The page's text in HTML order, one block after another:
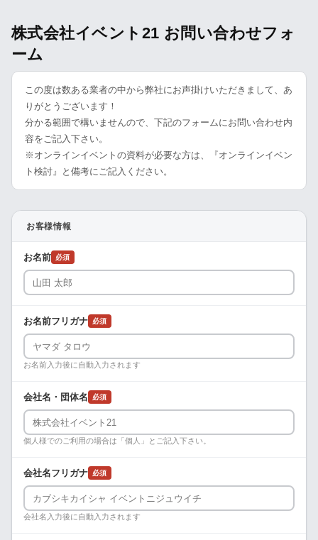
株式会社イベント21 お問い合わせフォ
ーム
この度は数ある業者の中から弊社にお声掛けいただきまして、あ
りがとうございます！
分かる範囲で構いませんので、下記のフォームにお問い合わせ内
容をご記入下さい。
※オンラインイベントの資料が必要な方は、『オンラインイベン
ト検討』と備考にご記入ください。
お客様情報
お名前 必須
お名前フリガナ 必須
お名前入力後に自動入力されます
会社名・団体名 必須
個人様でのご利用の場合は「個人」とご記入下さい。
会社名フリガナ 必須
会社名入力後に自動入力されます